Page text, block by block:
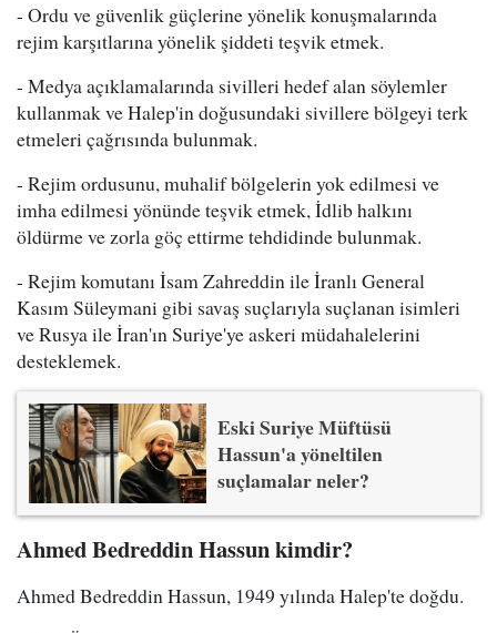
- Ordu ve güvenlik güçlerine yönelik konuşmalarında
rejim karşıtlarına yönelik şiddeti teşvik etmek.
- Medya açıklamalarında sivilleri hedef alan söylemler
kullanmak ve Halep'in doğusundaki sivillere bölgeyi terk
etmeleri çağrısında bulunmak.
- Rejim ordusunu, muhalif bölgelerin yok edilmesi ve
imha edilmesi yönünde teşvik etmek, İdlib halkını
öldürme ve zorla göç ettirme tehdidinde bulunmak.
- Rejim komutanı İsam Zahreddin ile İranlı General
Kasım Süleymani gibi savaş suçlarıyla suçlanan isimleri
ve Rusya ile İran'ın Suriye'ye askeri müdahalelerini
desteklemek.
Eski Suriye Müftüsü
Hassun'a yöneltilen
suçlamalar neler?
Ahmed Bedreddin Hassun kimdir?
Ahmed Bedreddin Hassun, 1949 yılında Halep'te doğdu.